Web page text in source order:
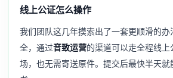
线上公证怎么操作
我们团队这几年摸索出了一套更顺滑的
全，通过音致运营的渠道可以走全程线
场，也无需寄送原件。提交后最快半天